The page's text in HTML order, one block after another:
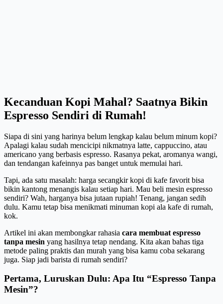
Kecanduan Kopi Mahal? Saatnya Bikin
Espresso Sendiri di Rumah!
Siapa di sini yang harinya belum lengkap kalau belum minum kopi?
Apalagi kalau sudah mencicipi nikmatnya latte, cappuccino, atau
americano yang berbasis espresso. Rasanya pekat, aromanya wangi,
dan tendangan kafeinnya pas banget untuk memulai hari.
Tapi, ada satu masalah: harga secangkir kopi di kafe favorit bisa
bikin kantong menangis kalau setiap hari. Mau beli mesin espresso
sendiri? Wah, harganya bisa jutaan rupiah! Tenang, jangan sedih
dulu. Kamu tetap bisa menikmati minuman kopi ala kafe di rumah,
kok.
Artikel ini akan membongkar rahasia cara membuat espresso
tanpa mesin yang hasilnya tetap nendang. Kita akan bahas tiga
metode paling praktis dan murah yang bisa kamu coba sekarang
juga. Siap jadi barista di rumah sendiri?
Pertama, Luruskan Dulu: Apa Itu “Espresso Tanpa
Mesin”?